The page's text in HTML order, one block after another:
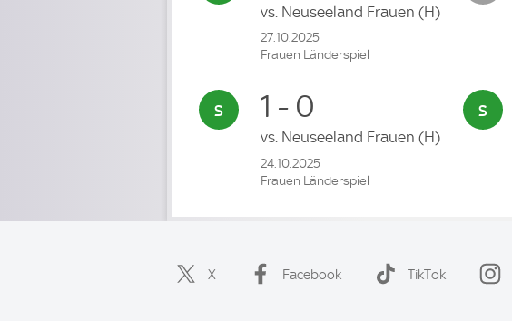
vs. Neuseeland Frauen (H)
27.10.2025
Frauen Länderspiel
1 - 0
vs. Neuseeland Frauen (H)
24.10.2025
Frauen Länderspiel
X Facebook TikTok